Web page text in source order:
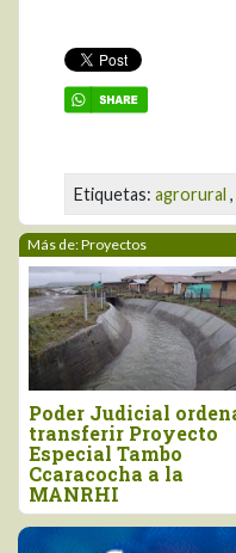
Etiquetas: agrorural ,
Más de: Proyectos
Gobierno
más de 700
m³ de agua con 30
para el agro